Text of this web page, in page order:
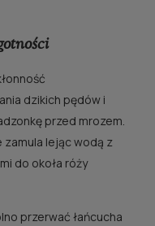
dzikich pędów i
przed mrozem.
zamula lejąc wodą z
do okoła róży
przerwać łańcucha